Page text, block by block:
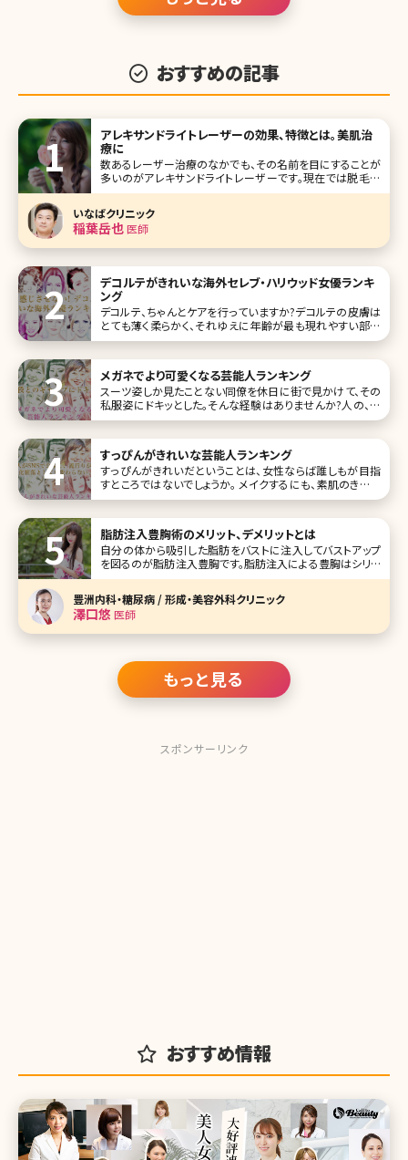
おすすめの記事
アレキサンドライトレーザーの効果、特徴とは。美肌治
療に
数あるレーザー治療のなかでも、その名前を目にすることが
多いのがアレキサンドライトレーザーです。現在では脱毛に
使用されるアレキサンドライトレーザーとシミやアザの治療
が使用されています。ここでは、この2つのレーザーの違いや
アレキサンドライトレーザー
いなばクリニック
稲葉岳也医師
デコルテがきれいな海外セレブ・ハリウッド女優ランキ
ング
デコルテ、ちゃんとケアを行っていますか?デコルテの皮膚は
とても薄く柔らかく、それゆえに年齢が最も現れやすい部分
です。デコルテがきれいに見える最大の条件はシミやシワが
です。今回は、デコルテ
メガネでより可愛くなる芸能人ランキング
スーツ姿しか見たことない同僚を休日に街で見かけて、その
私服姿にドキッとした。そんな経験はありませんか?人の、普
段とは違う姿は、とても魅力的に映るものです。それは芸能
プで、可愛く見える女性芸能人をランキング形式でご紹介し
ていきます。
すっぴんがきれいな芸能人ランキング
すっぴんがきれいだということは、女性ならば誰しもが目指
すところではないでしょうか。 メイクするにも、素肌のきれい
さは大きな影響を与えますので、前提としてもそこはしっかり
像もよく公開されていますが、今回はその中でもすっぴんが
きれいな芸能人をラ
脂肪注入豊胸術のメリット、デメリットとは
自分の体から吸引した脂肪をバストに注入してバストアップ
を図るのが脂肪注入豊胸です。脂肪注入による豊胸はシリコ
ンバッグやヒアルロン酸など異物を入れる方法と比較して安
心と感じている方も多いと思いますが、実際にはどんなメリ
ット、デメリットがあるのでしょうか。
豊洲内科・糖尿病 / 形成・美容外科クリニック
澤口悠 医師
もっと見る
スポンサーリンク
おすすめ情報